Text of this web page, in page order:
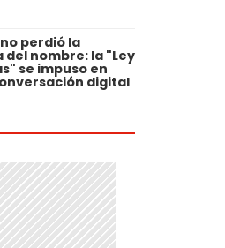
perdió la
del nombre: la "Ley
se impuso en
digital